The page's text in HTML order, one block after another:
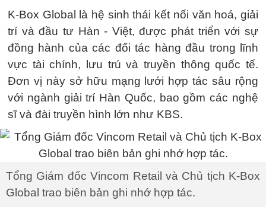
K-Box Global là hệ sinh thái kết nối văn hoá, giải
trí và đầu tư Hàn - Việt, được phát triển với sự
đồng hành của các đối tác hàng đầu trong lĩnh
vực tài chính, lưu trú và truyền thông quốc tế.
Đơn vị này sở hữu mạng lưới hợp tác sâu rộng
với ngành giải trí Hàn Quốc, bao gồm các nghệ
sĩ và đài truyền hình lớn như KBS.
Tổng Giám đốc Vincom Retail và Chủ tịch K-Box
Global trao biên bản ghi nhớ hợp tác.